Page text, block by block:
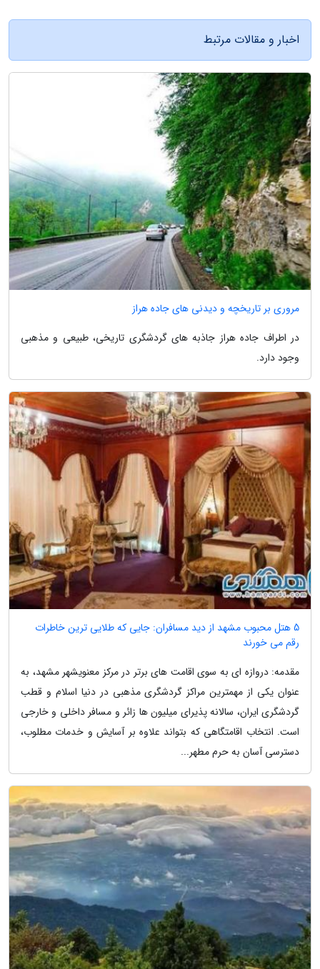
اخبار و مقالات مرتبط
مروری بر تاریخچه و دیدنی های جاده هراز
در اطراف جاده هراز جاذبه های گردشگری تاریخی، طبیعی و مذهبی
وجود دارد.
5 هتل محبوب مشهد از دید مسافران: جایی که طلایی ترین خاطرات
رقم می خورند
مقدمه: دروازه ای به سوی اقامت های برتر در مرکز معنویشهر مشهد، به
عنوان یکی از مهمترین مراکز گردشگری مذهبی در دنیا اسلام و قطب
گردشگری ایران، سالانه پذیرای میلیون ها زائر و مسافر داخلی و خارجی
است. انتخاب اقامتگاهی که بتواند علاوه بر آسایش و خدمات مطلوب،
دسترسی آسان به حرم مطهر...